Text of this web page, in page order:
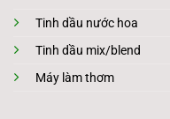
Tinh dầu nước hoa
Tinh dầu mix/blend
Máy làm thơm